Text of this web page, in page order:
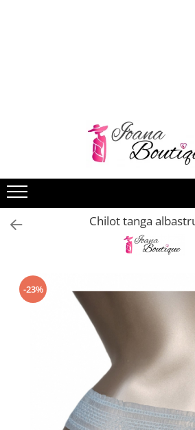
Chiloti clasici
Chiloti tanga
Compleuri & body-uri
Maiouri dama
Chilot tanga
-23%